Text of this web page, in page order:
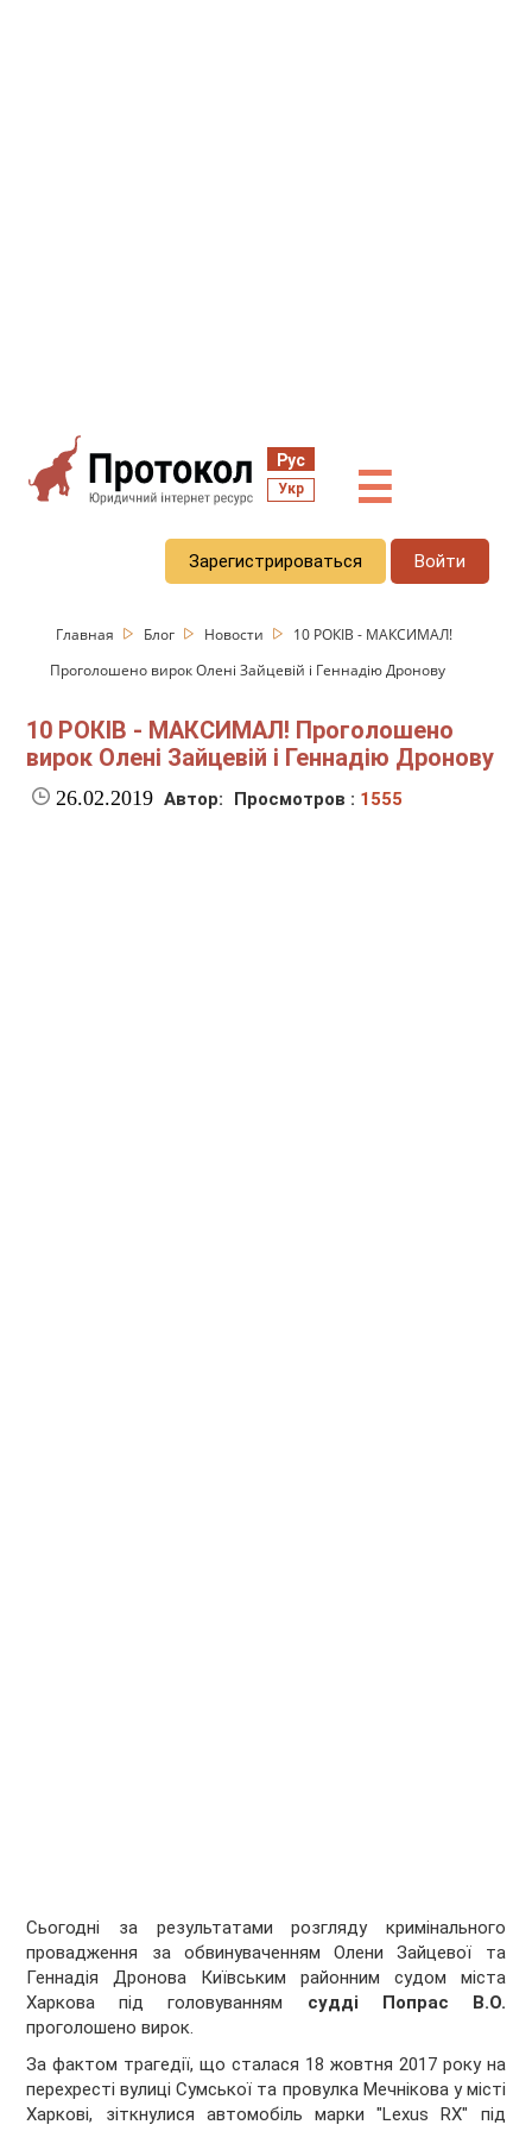
Рус
Укр ☰
Зарегистрироваться Войти
Главная Блог Новости
10 РОКІВ - МАКСИМАЛ!
Проголошено вирок Олені Зайцевій і Геннадію Дронову
10 РОКІВ - МАКСИМАЛ! Проголошено
вирок Олені Зайцевій і Геннадію Дронову
26.02.2019 Автор: Просмотров : 1555
Сьогодні за результатами розгляду кримінального
провадження за обвинуваченням Олени Зайцевої та
Геннадія Дронова Київським районним судом міста
Харкова під головуванням судді Попрас В.О.
проголошено вирок.
За фактом трагедії, що сталася 18 жовтня 2017 року на
перехресті вулиці Сумської та провулка Мечнікова у місті
Харкові, зіткнулися автомобіль марки "Lexus RX" під